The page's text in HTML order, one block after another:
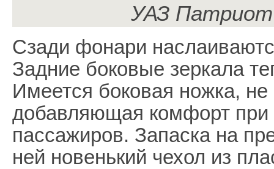
УАЗ Патриот
Сзади фонари
Задние боковые зеркала
Имеется боковая ножка,
добавляющая комфорт при
пассажиров. Запаска на
ней новенький чехол из